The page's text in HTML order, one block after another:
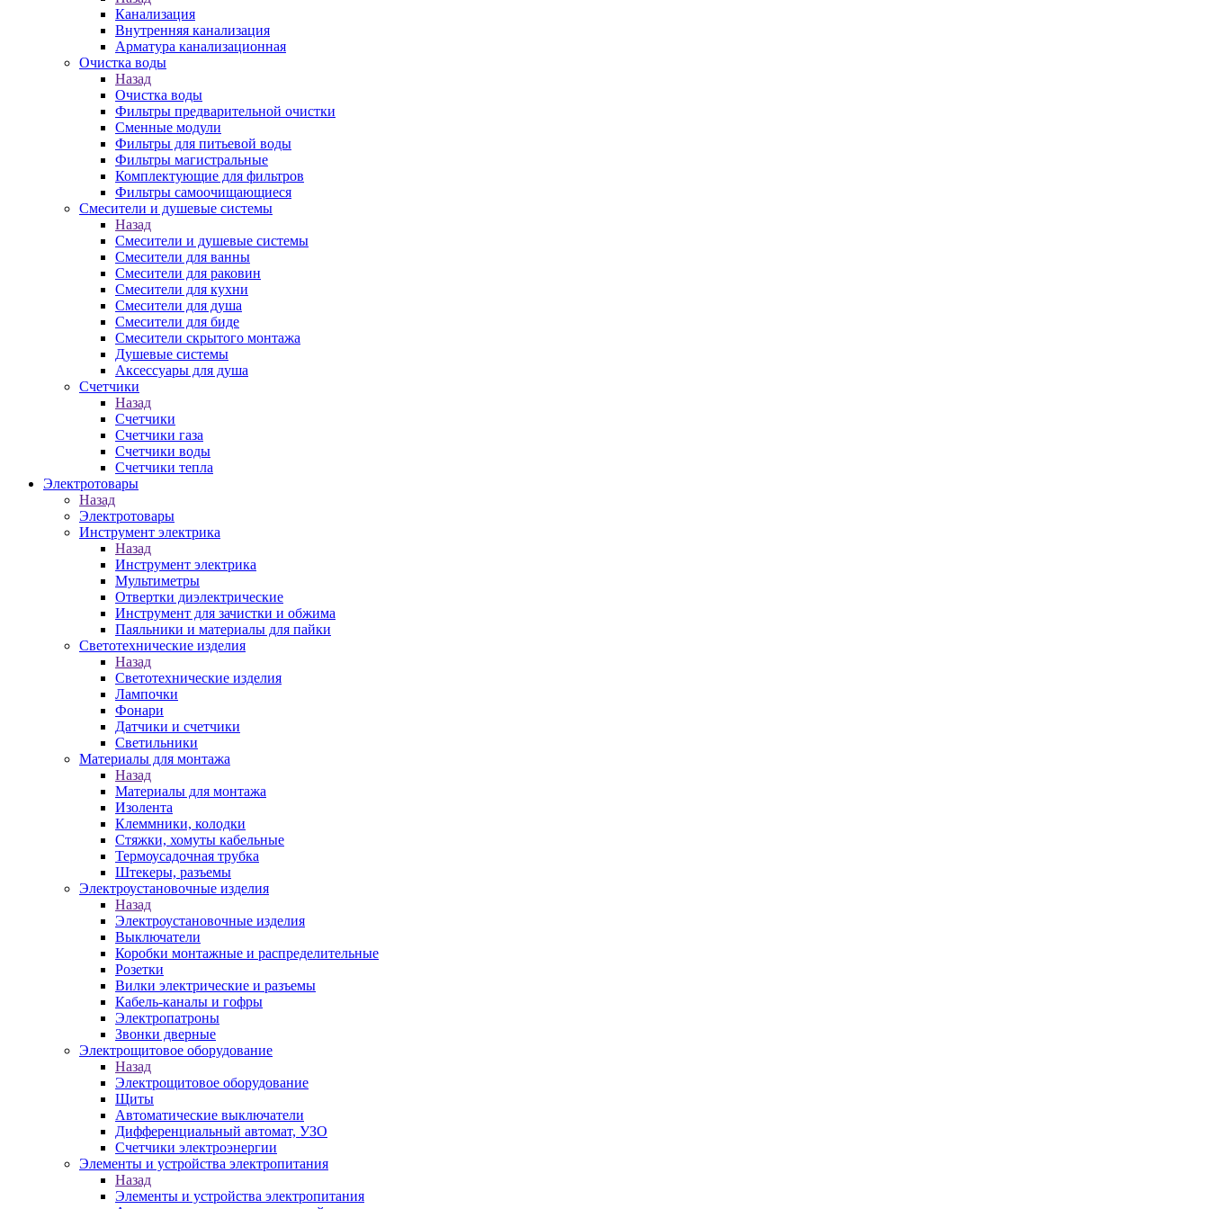
Канализация
Внутренняя канализация
Арматура канализационная
Очистка воды
Назад
Очистка воды
Фильтры предварительной очистки
Сменные модули
Фильтры для питьевой воды
Фильтры магистральные
Комплектующие для фильтров
Фильтры самоочищающиеся
Смесители и душевые системы
Назад
Смесители и душевые системы
Смесители для ванны
Смесители для раковин
Смесители для кухни
Смесители для душа
Смесители для биде
Смесители скрытого монтажа
Душевые системы
Аксессуары для душа
Счетчики
Назад
Счетчики
Счетчики газа
Счетчики воды
Счетчики тепла
Электротовары
Назад
Электротовары
Инструмент электрика
Назад
Инструмент электрика
Мультиметры
Отвертки диэлектрические
Инструмент для зачистки и обжима
Паяльники и материалы для пайки
Светотехнические изделия
Назад
Светотехнические изделия
Лампочки
Фонари
Датчики и счетчики
Светильники
Материалы для монтажа
Назад
Материалы для монтажа
Изолента
Клеммники, колодки
Стяжки, хомуты кабельные
Термоусадочная трубка
Штекеры, разъемы
Электроустановочные изделия
Назад
Электроустановочные изделия
Выключатели
Коробки монтажные и распределительные
Розетки
Вилки электрические и разъемы
Кабель-каналы и гофры
Электропатроны
Звонки дверные
Электрощитовое оборудование
Назад
Электрощитовое оборудование
Щиты
Автоматические выключатели
Дифференциальный автомат, УЗО
Счетчики электроэнергии
Элементы и устройства электропитания
Назад
Элементы и устройства электропитания